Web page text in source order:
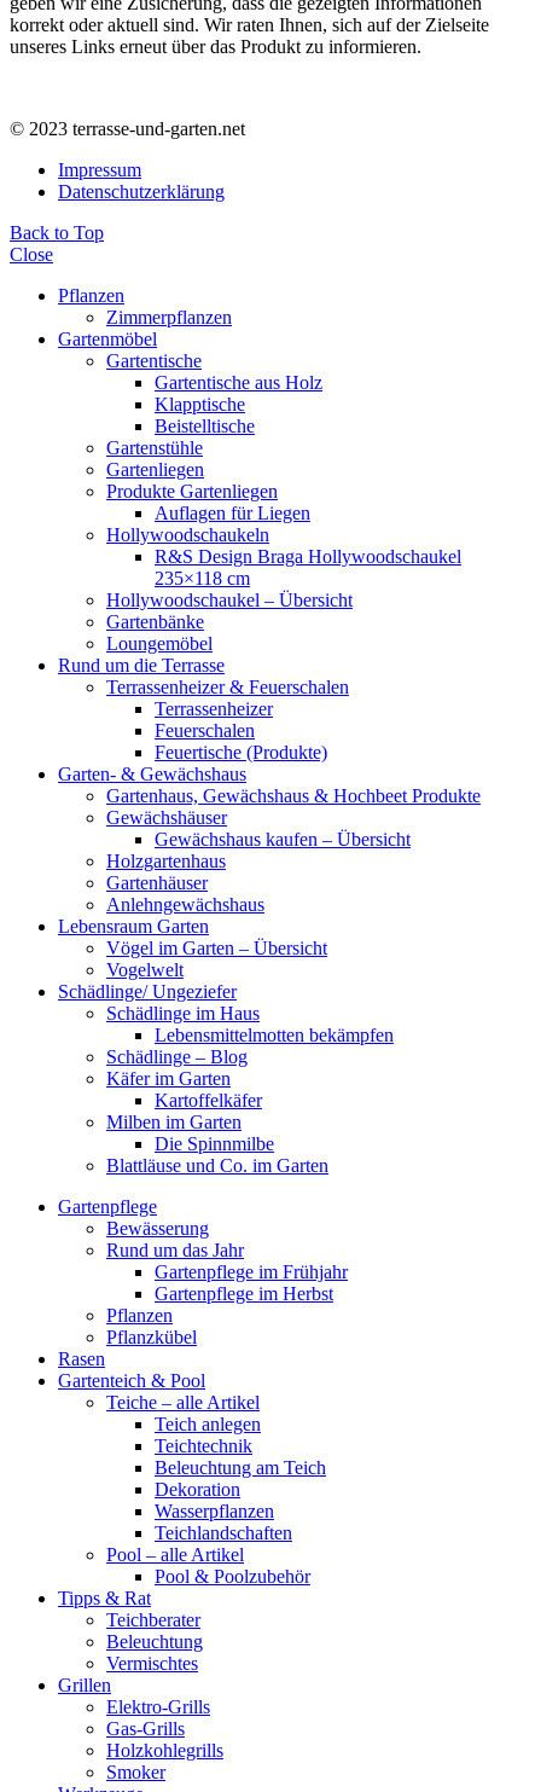
korrekt oder aktuell sind. Wir raten Ihnen, sich auf der Zielseite
unseres Links erneut über das Produkt zu informieren.
© 2023 terrasse-und-garten.net
Impressum
Datenschutzerklärung
Back to Top
Close
Pflanzen
Zimmerpflanzen
Gartenmöbel
Gartentische
Gartentische aus Holz
Klapptische
Beistelltische
Gartenstühle
Gartenliegen
Produkte Gartenliegen
Auflagen für Liegen
Hollywoodschaukeln
R&S Design Braga Hollywoodschaukel
235×118 cm
Hollywoodschaukel – Übersicht
Gartenbänke
Loungemöbel
Rund um die Terrasse
Terrassenheizer & Feuerschalen
Terrassenheizer
Feuerschalen
Feuertische (Produkte)
Garten- & Gewächshaus
Gartenhaus, Gewächshaus & Hochbeet Produkte
Gewächshäuser
Gewächshaus kaufen – Übersicht
Holzgartenhaus
Gartenhäuser
Anlehngewächshaus
Lebensraum Garten
Vögel im Garten – Übersicht
Vogelwelt
Schädlinge/ Ungeziefer
Schädlinge im Haus
Lebensmittelmotten bekämpfen
Schädlinge – Blog
Käfer im Garten
Kartoffelkäfer
Milben im Garten
Die Spinnmilbe
Blattläuse und Co. im Garten
Gartenpflege
Bewässerung
Rund um das Jahr
Gartenpflege im Frühjahr
Gartenpflege im Herbst
Pflanzen
Pflanzkübel
Rasen
Gartenteich & Pool
Teiche – alle Artikel
Teich anlegen
Teichtechnik
Beleuchtung am Teich
Dekoration
Wasserpflanzen
Teichlandschaften
Pool – alle Artikel
Pool & Poolzubehör
Tipps & Rat
Teichberater
Beleuchtung
Vermischtes
Grillen
Elektro-Grills
Gas-Grills
Holzkohlegrills
Smoker